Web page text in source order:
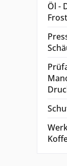
Öl -